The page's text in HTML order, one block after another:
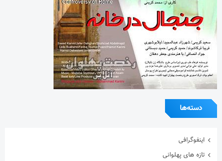
دسته‌ها
اینفوگرافی
تازه های پهلوانی